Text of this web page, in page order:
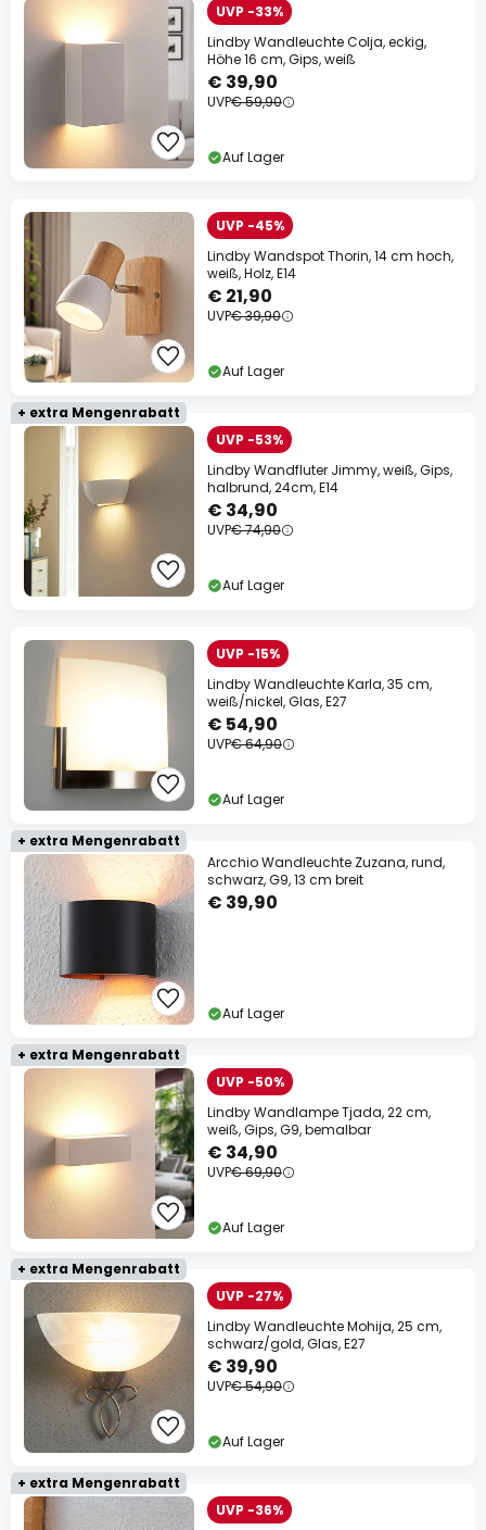
UVP -33%
Lindby Wandleuchte Colja, eckig,
Höhe 16 cm, Gips, weiß
€ 39,90
UVP€ 59,90
Auf Lager
UVP -45%
Lindby Wandspot Thorin, 14 cm hoch,
weiß, Holz, E14
€ 21,90
UVP€ 39,90
Auf Lager
+ extra Mengenrabatt
UVP -53%
Lindby Wandfluter Jimmy, weiß, Gips,
halbrund, 24cm, E14
€ 34,90
UVP€ 74,90
Auf Lager
UVP -15%
Lindby Wandleuchte Karla, 35 cm,
weiß/nickel, Glas, E27
€ 54,90
UVP€ 64,90
Auf Lager
+ extra Mengenrabatt
Arcchio Wandleuchte Zuzana, rund,
schwarz, G9, 13 cm breit
€ 39,90
Auf Lager
+ extra Mengenrabatt
UVP -50%
Lindby Wandlampe Tjada, 22 cm,
weiß, Gips, G9, bemalbar
€ 34,90
UVP€ 69,90
Auf Lager
+ extra Mengenrabatt
UVP -27%
Lindby Wandleuchte Mohija, 25 cm,
schwarz/gold, Glas, E27
€ 39,90
UVP€ 54,90
Auf Lager
+ extra Mengenrabatt
UVP -36%